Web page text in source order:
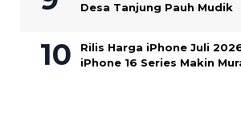
Desa Tanjung Pauh Mudik
Rilis Harga iPhone Juli
iPhone 16 Series Makin